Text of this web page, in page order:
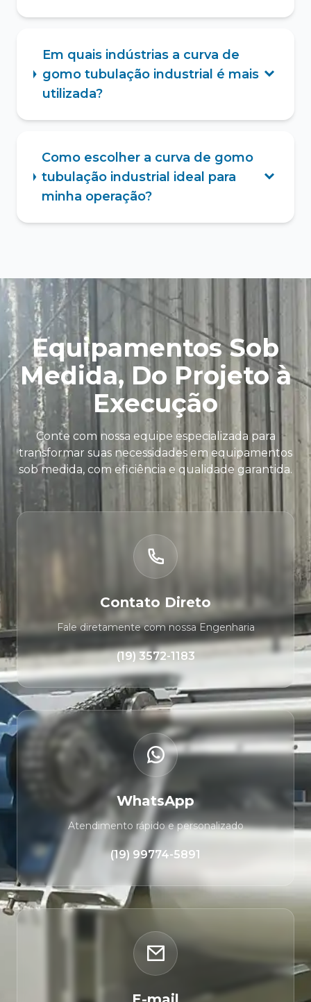
Em quais indústrias a curva de
gomo tubulação industrial é mais
utilizada?
Como escolher a curva de gomo
tubulação industrial ideal para
minha operação?
Equipamentos Sob
Medida, Do Projeto à
Execução
Conte com nossa equipe especializada para
transformar suas necessidades em equipamentos
sob medida, com eficiência e qualidade garantida.
Contato Direto
Fale diretamente com nossa Engenharia
(19) 3572-1183
WhatsApp
Atendimento rápido e personalizado
(19) 99774-5891